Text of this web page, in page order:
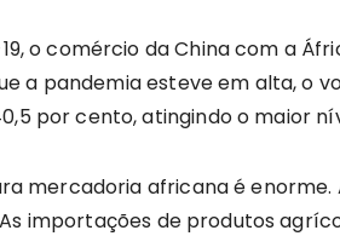
o comércio da China com a
a pandemia esteve em alta, o
por cento, atingindo o maior
mercadoria africana é
importações de produtos